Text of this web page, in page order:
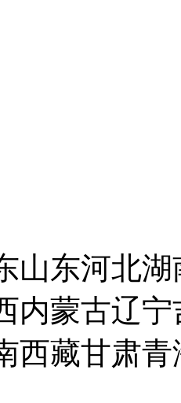
山东河北湖
内蒙古辽宁
西藏甘肃青